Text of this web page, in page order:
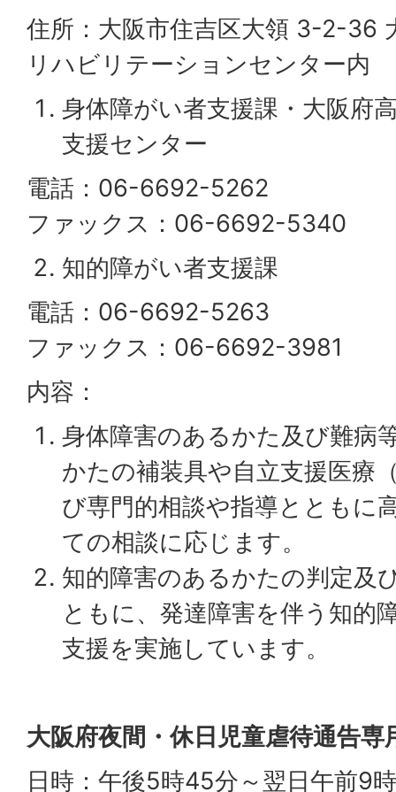
住所：大阪市住吉区大領 3-2-36
リハビリテーションセンター内
身体障がい者支援課・大阪府
支援センター
電話：06-6692-5262
ファックス：06-6692-5340
知的障がい者支援課
電話：06-6692-5263
ファックス：06-6692-3981
内容：
身体障害のあるかた及び難病
かたの補装具や自立支援医療
び専門的相談や指導とともに
ての相談に応じます。
知的障害のあるかたの判定及
ともに、発達障害を伴う知的
支援を実施しています。
大阪府夜間・休日児童虐待通告専
日時：午後5時45分～翌日午前9